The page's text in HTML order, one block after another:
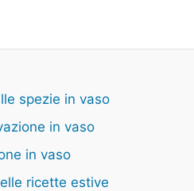
spezie in vaso
in vaso
in vaso
ricette estive